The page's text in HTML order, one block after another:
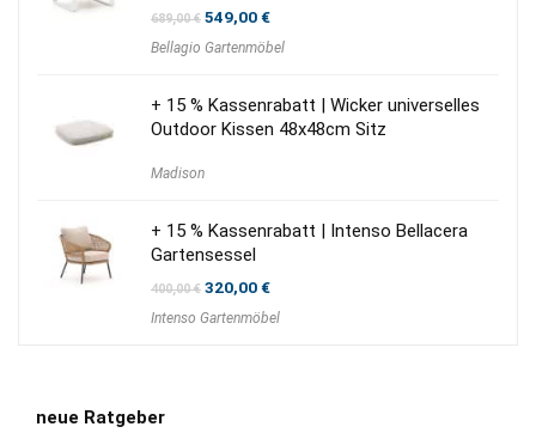
689,00€ Ursprünglicher
war:
549,00€Aktueller
ist:
Bellagio Gartenmöbel
+ 15 % Kassenrabatt | Wicker universelles
Outdoor Kissen 48x48cm Sitz
Madison
+ 15 % Kassenrabatt | Intenso Bellacera
Gartensessel
400,00€ Ursprünglicher
war:
320,00€Aktueller
ist:
Intenso Gartenmöbel
neue Ratgeber